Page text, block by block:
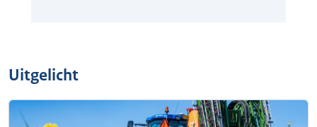
Uitgelicht